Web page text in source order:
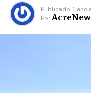
Publicado 1 ano
Por